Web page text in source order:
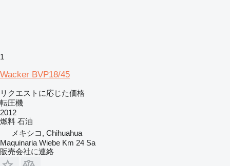
1
Wacker BVP18/45
リクエストに応じた価格
転圧機
2012
燃料 石油
メキシコ, Chihuahua
Maquinaria Wiebe Km 24 Sa
販売会社に連絡